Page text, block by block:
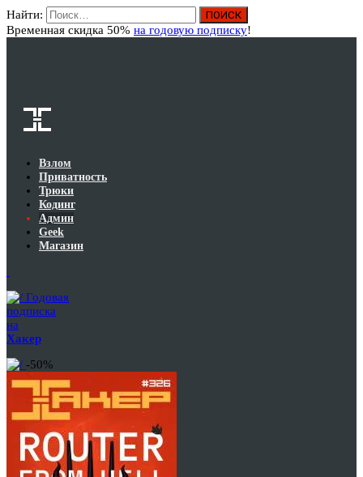
Найти:
Временная скидка 50% на годовую подписку!
Взлом
Приватность
Трюки
Кодинг
Админ
Geek
Магазин
Годовая
подписка
на
Хакер
-50%